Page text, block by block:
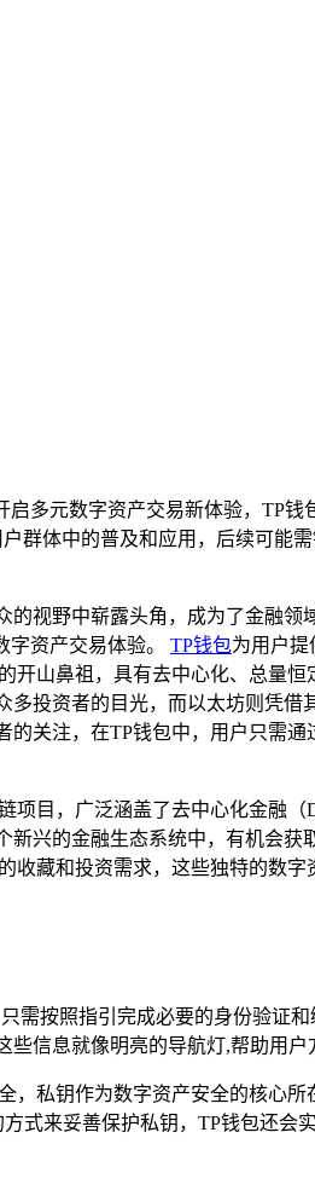
启多元数字资产交易新体验，TP钱
群体中的普及和应用，后续可能
的视野中崭露头角，成为了金融领
字资产交易体验。 TP钱包为用户提
山鼻祖，具有去中心化、总量
投资者的目光，而以太坊则凭借
关注，在TP钱包中，用户只需
目，广泛涵盖了去中心化金融
兴的金融生态系统中，有机会获
藏和投资需求，这些独特的数
需按照指引完成必要的身份验证
信息就像明亮的导航灯,帮助用户
私钥作为数字资产安全的核心所
式来妥善保护私钥，TP钱包还会